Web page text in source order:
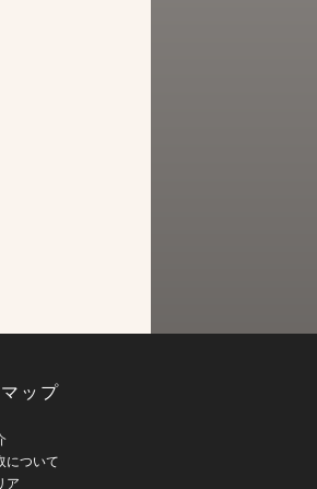
ップ
について
ア